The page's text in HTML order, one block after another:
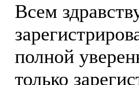
Всем
полной
только